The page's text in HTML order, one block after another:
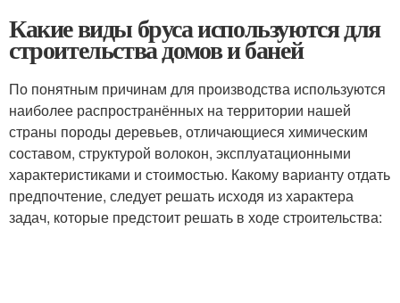
Какие виды бруса используются для
строительства домов и баней
По понятным причинам для производства используются
наиболее распространённых на территории нашей
страны породы деревьев, отличающиеся химическим
составом, структурой волокон, эксплуатационными
характеристиками и стоимостью. Какому варианту отдать
предпочтение, следует решать исходя из характера
задач, которые предстоит решать в ходе строительства: